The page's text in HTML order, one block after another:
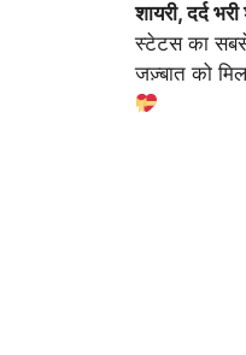
शायरी, दर्द
स्टेटस का
जज़्बात को